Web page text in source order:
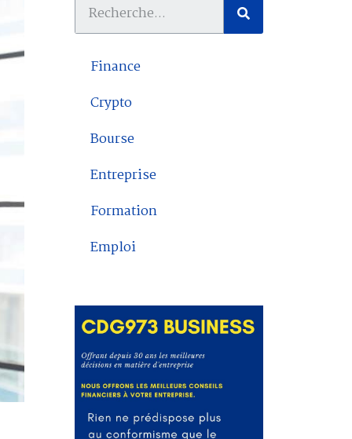
Finance
Crypto
Bourse
Entreprise
Formation
Emploi